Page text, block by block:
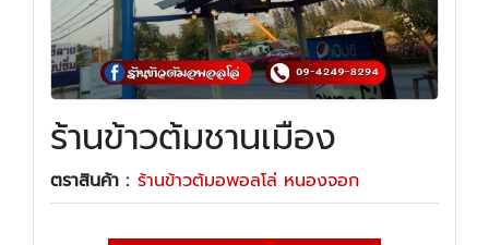
ร้านข้าวต้มชานเมือง
ตราสินค้า : ร้านข้าวต้มอพอลโล่ หนองจอก